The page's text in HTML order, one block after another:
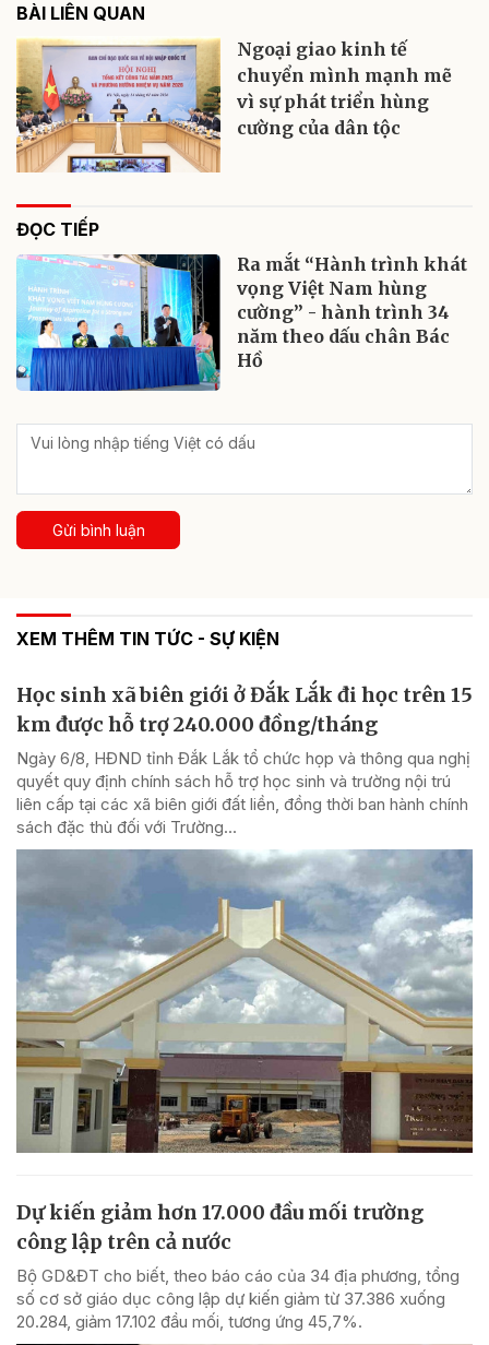
BÀI LIÊN QUAN
Ngoại giao kinh tế
chuyển mình mạnh mẽ
vì sự phát triển hùng
cường của dân tộc
ĐỌC TIẾP
Ra mắt “Hành trình khát
vọng Việt Nam hùng
cường” - hành trình 34
năm theo dấu chân Bác
Hồ
Gửi bình luận
XEM THÊM TIN TỨC - SỰ KIỆN
Học sinh xã biên giới ở Đắk Lắk đi học trên 15
km được hỗ trợ 240.000 đồng/tháng
Ngày 6/8, HĐND tỉnh Đắk Lắk tổ chức họp và thông qua nghị
quyết quy định chính sách hỗ trợ học sinh và trường nội trú
liên cấp tại các xã biên giới đất liền, đồng thời ban hành chính
sách đặc thù đối với Trường...
Dự kiến giảm hơn 17.000 đầu mối trường
công lập trên cả nước
Bộ GD&ĐT cho biết, theo báo cáo của 34 địa phương, tổng
số cơ sở giáo dục công lập dự kiến giảm từ 37.386 xuống
20.284, giảm 17.102 đầu mối, tương ứng 45,7%.